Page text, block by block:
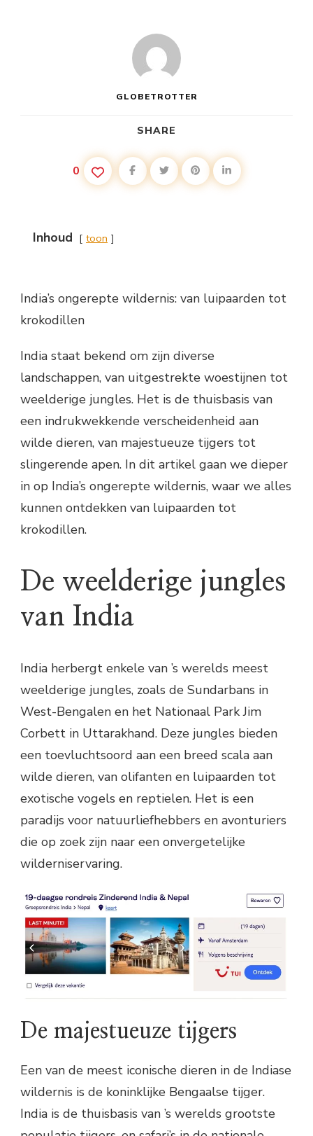
GLOBETROTTER
SHARE
0
Inhoud toon
India’s ongerepte wildernis: van luipaarden tot
krokodillen
India staat bekend om zijn diverse
landschappen, van uitgestrekte woestijnen tot
weelderige jungles. Het is de thuisbasis van
een indrukwekkende verscheidenheid aan
wilde dieren, van majestueuze tijgers tot
slingerende apen. In dit artikel gaan we dieper
in op India’s ongerepte wildernis, waar we alles
kunnen ontdekken van luipaarden tot
krokodillen.
De weelderige jungles
van India
India herbergt enkele van ’s werelds meest
weelderige jungles, zoals de Sundarbans in
West-Bengalen en het Nationaal Park Jim
Corbett in Uttarakhand. Deze jungles bieden
een toevluchtsoord aan een breed scala aan
wilde dieren, van olifanten en luipaarden tot
exotische vogels en reptielen. Het is een
paradijs voor natuurliefhebbers en avonturiers
die op zoek zijn naar een onvergetelijke
wilderniservaring.
De majestueuze tijgers
Een van de meest iconische dieren in de Indiase
wildernis is de koninklijke Bengaalse tijger.
India is de thuisbasis van ’s werelds grootste